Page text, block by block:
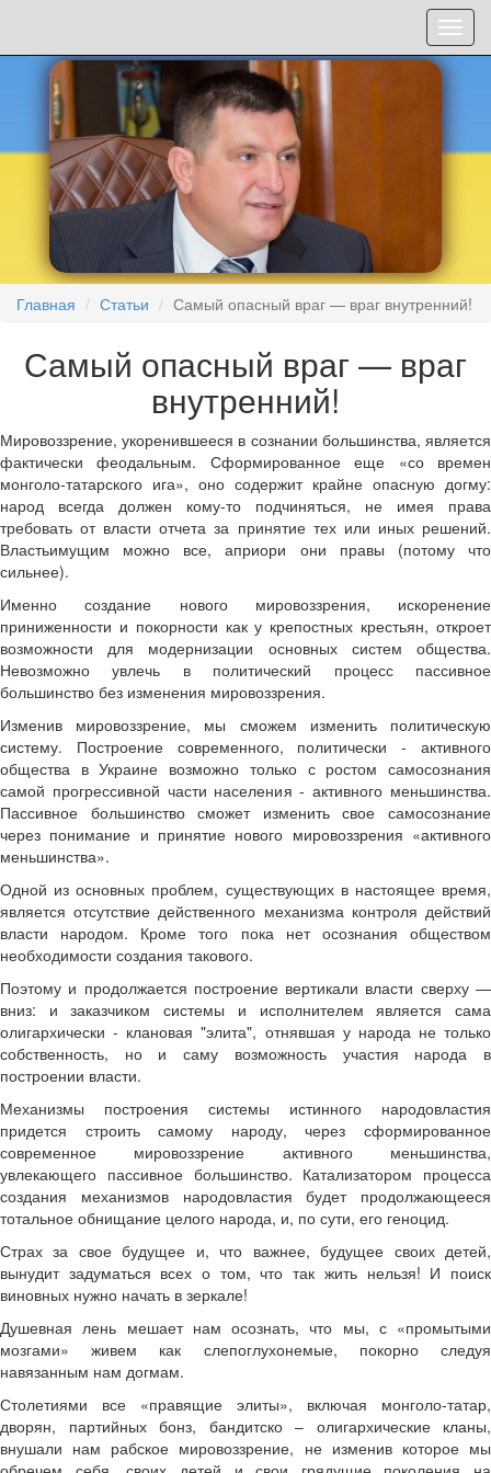
Меню
Главная Статьи Самый опасный враг — враг внутренний!
Самый опасный враг — враг
внутренний!
Мировоззрение, укоренившееся в сознании большинства, является
фактически феодальным. Сформированное еще «со времен
монголо-татарского ига», оно содержит крайне опасную догму:
народ всегда должен кому-то подчиняться, не имея права
требовать от власти отчета за принятие тех или иных решений.
Властьимущим можно все, априори они правы (потому что
сильнее).
Именно создание нового мировоззрения, искоренение
приниженности и покорности как у крепостных крестьян, откроет
возможности для модернизации основных систем общества.
Невозможно увлечь в политический процесс пассивное
большинство без изменения мировоззрения.
Изменив мировоззрение, мы сможем изменить политическую
систему. Построение современного, политически - активного
общества в Украине возможно только с ростом самосознания
самой прогрессивной части населения - активного меньшинства.
Пассивное большинство сможет изменить свое самосознание
через понимание и принятие нового мировоззрения «активного
меньшинства».
Одной из основных проблем, существующих в настоящее время,
является отсутствие действенного механизма контроля действий
власти народом. Кроме того пока нет осознания обществом
необходимости создания такового.
Поэтому и продолжается построение вертикали власти сверху —
вниз: и заказчиком системы и исполнителем является сама
олигархически - клановая "элита", отнявшая у народа не только
собственность, но и саму возможность участия народа в
построении власти.
Механизмы построения системы истинного народовластия
придется строить самому народу, через сформированное
современное мировоззрение активного меньшинства,
увлекающего пассивное большинство. Катализатором процесса
создания механизмов народовластия будет продолжающееся
тотальное обнищание целого народа, и, по сути, его геноцид.
Страх за свое будущее и, что важнее, будущее своих детей,
вынудит задуматься всех о том, что так жить нельзя! И поиск
виновных нужно начать в зеркале!
Душевная лень мешает нам осознать, что мы, с «промытыми
мозгами» живем как слепоглухонемые, покорно следуя
навязанным нам догмам.
Столетиями все «правящие элиты», включая монголо-татар,
дворян, партийных бонз, бандитско – олигархические кланы,
внушали нам рабское мировоззрение, не изменив которое мы